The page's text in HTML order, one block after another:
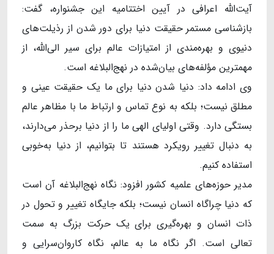
آیت‌الله اعرافی در آیین اختتامیه این جشنواره، گفت:
بازشناسی مستمر حقیقت دنیا برای دور شدن از رذیلت‌های
دنیوی و بهره‌مندی از امتیازات عالم برای سیر الی‌الله، از
مهمترین مؤلفه‌های بیان‌شده در نهج‌البلاغه است.
وی ادامه داد: دنیا شدن دنیا برای ما یک حقیقت عینی و
مطلق نیست؛ بلکه به نوع تماس و ارتباط ما با مظاهر عالم
بستگی دارد. وقتی اولیای الهی ما را از دنیا برحذر می‌دارند،
به دنبال تغییر رویکرد هستند تا بتوانیم، از دنیا به‌خوبی
استفاده کنیم.
مدیر حوزه‌های علمیه کشور افزود: نگاه نهج‌البلاغه آن است
که دنیا چراگاه انسان نیست؛ بلکه جایگاه تغییر و تحول در
ذات انسان و بهره‌گیری برای یک حرکت بزرگ به سمت
تعالی است. اگر نگاه ما به عالم، نگاه کاروان‌سرایی و